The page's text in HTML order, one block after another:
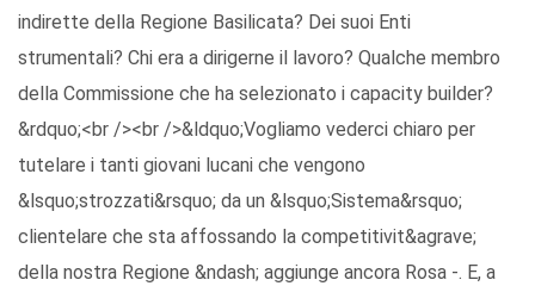
indirette della Regione Basilicata? Dei suoi Enti
strumentali? Chi era a dirigerne il lavoro? Qualche membro
della Commissione che ha selezionato i capacity builder?
&rdquo;<br /><br />&ldquo;Vogliamo vederci chiaro per
tutelare i tanti giovani lucani che vengono
&lsquo;strozzati&rsquo; da un &lsquo;Sistema&rsquo;
clientelare che sta affossando la competitivit&agrave;
della nostra Regione &ndash; aggiunge ancora Rosa -. E, a